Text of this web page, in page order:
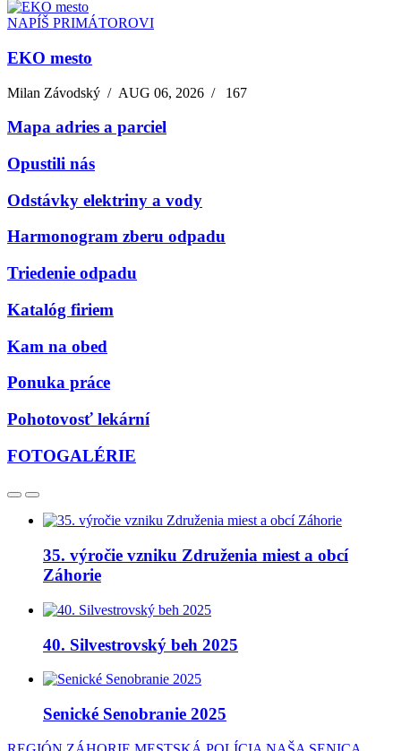
NAPÍŠ PRIMÁTOROVI
EKO mesto
Milan Závodský /AUG 06, 2026 / 167
Mapa adries a parciel
Opustili nás
Odstávky elektriny a vody
Harmonogram zberu odpadu
Triedenie odpadu
Katalóg firiem
Kam na obed
Ponuka práce
Pohotovosť lekární
FOTOGALÉRIE
35. výročie vzniku Združenia miest a obcí
Záhorie
40. Silvestrovský beh 2025
Senické Senobranie 2025